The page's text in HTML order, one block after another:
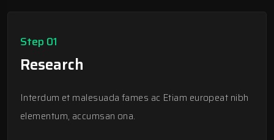
Step 01
Research
Interdum et malesuada fames ac Etiam europeat nibh
elementum, accumsan ona.